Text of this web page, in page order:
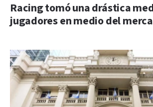
Racing tomó una drástica
jugadores en medio del